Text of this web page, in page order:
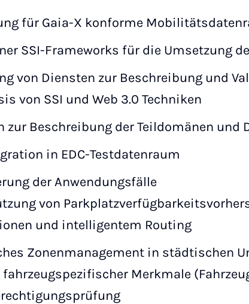
für Gaia-X konforme
SSI-Frameworks für die Umsetzung
von Diensten zur Beschreibung und
von SSI und Web 3.0 Techniken
zur Beschreibung der Teildomänen und
in EDC-Testdatenraum
der Anwendungsfälle
von
und intelligentem Routing
Zonenmanagement in städtischen
Merkmale